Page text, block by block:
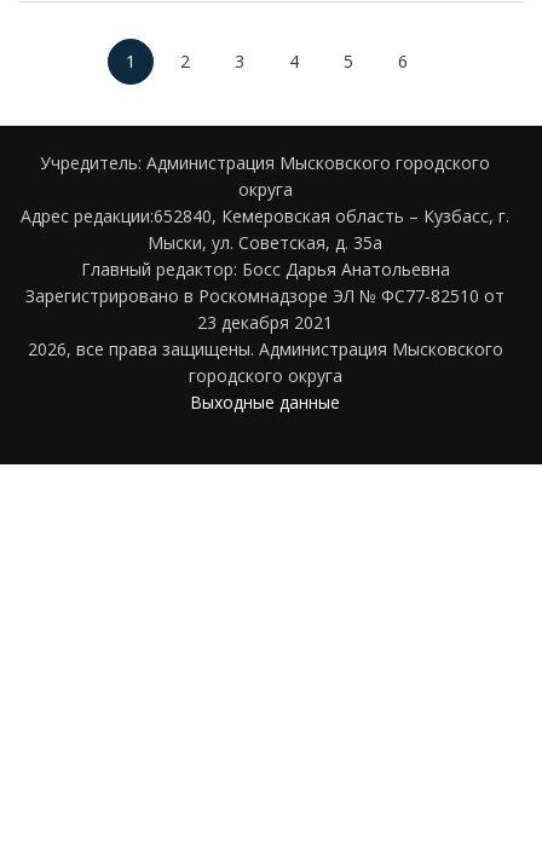
1 2 3 4 5 6
Учредитель: Администрация Мысковского городского
округа
Адрес редакции:652840, Кемеровская область – Кузбасс, г.
Мыски, ул. Советская, д. 35а
Главный редактор: Босс Дарья Анатольевна
Зарегистрировано в Роскомнадзоре ЭЛ № ФС77-82510 от
23 декабря 2021
2026, все права защищены. Администрация Мысковского
городского округа
Выходные данные